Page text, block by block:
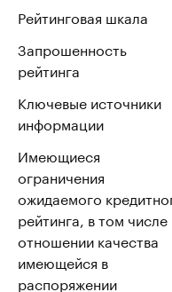
Рейтинговая шкала
Запрошенность
рейтинга
Ключевые источники
информации
Имеющиеся
ограничения
ожидаемого
рейтинга, в том числе
отношении качества
имеющейся в
распоряжении